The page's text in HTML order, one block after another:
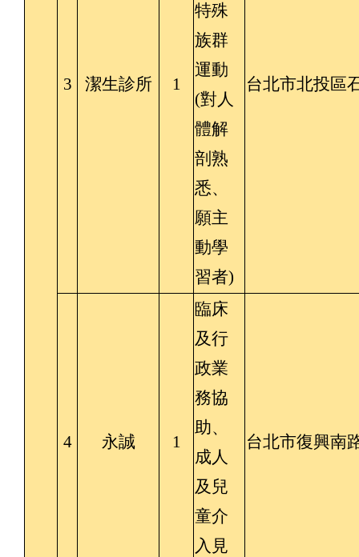
3 潔生診所 1
特殊
族群
運動
(對人
體解
剖熟
悉、
願主
動學
習者)
台北市北投區
4 永誠 1
臨床
及行
政業
務協
助、
成人
及兒
童介
入見
台北市復興南